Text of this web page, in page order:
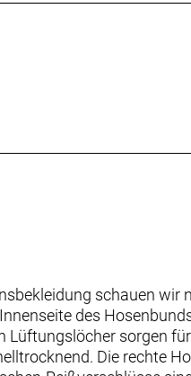
schauen wir
des
Lüftungslöcher sorgen
Die rechte